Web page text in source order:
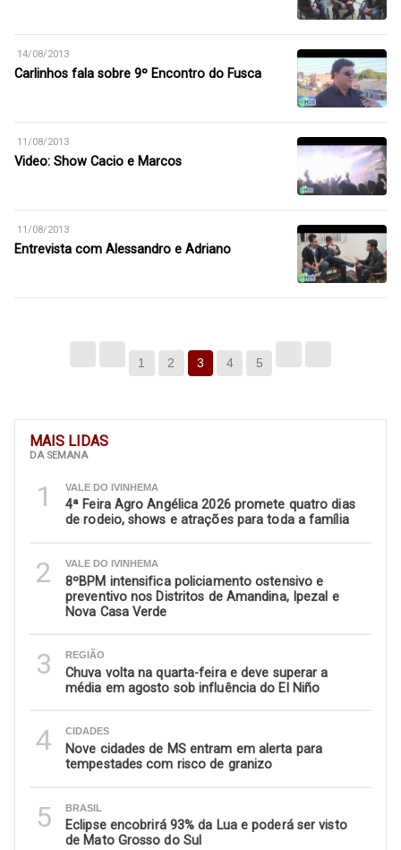
14/08/2013
Carlinhos fala sobre 9º Encontro do Fusca
11/08/2013
Video: Show Cacio e Marcos
11/08/2013
Entrevista com Alessandro e Adriano
1 2 3 4 5
MAIS LIDAS
DA SEMANA
1 VALE DO IVINHEMA
4ª Feira Agro Angélica 2026 promete quatro dias
de rodeio, shows e atrações para toda a família
2 VALE DO IVINHEMA
8ºBPM intensifica policiamento ostensivo e
preventivo nos Distritos de Amandina, Ipezal e
Nova Casa Verde
3 REGIÃO
Chuva volta na quarta-feira e deve superar a
média em agosto sob influência do El Niño
4 CIDADES
Nove cidades de MS entram em alerta para
tempestades com risco de granizo
5 BRASIL
Eclipse encobrirá 93% da Lua e poderá ser visto
de Mato Grosso do Sul